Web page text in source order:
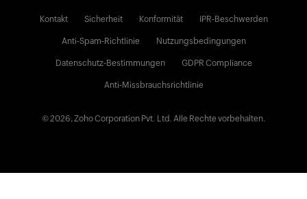
Kontakt Sicherheit Konformität IPR-Beschwerden
Anti-Spam-Richtlinie Nutzungsbedingungen
Datenschutz-Bestimmungen GDPR Compliance
Anti-Missbrauchsrichtlinie
© 2026, Zoho Corporation Pvt. Ltd. Alle Rechte vorbehalten.